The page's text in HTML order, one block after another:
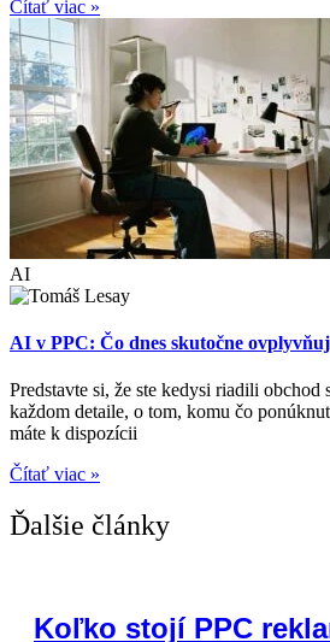
Čítať viac »
AI
AI v PPC: Čo dnes skutočne
Predstavte si, že ste kedysi riadili obchod
každom detaile, o tom, komu čo
máte k dispozícii
Čítať viac »
Ďalšie články
Koľko stojí PPC